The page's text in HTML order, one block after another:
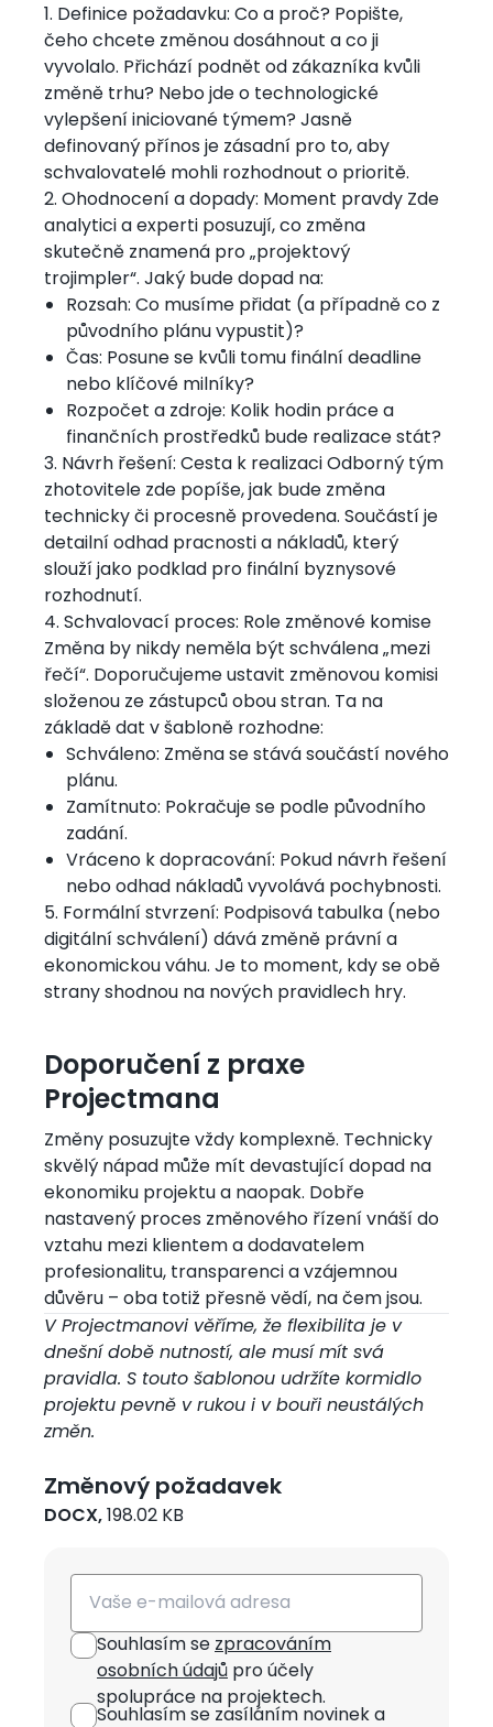
1. Definice požadavku: Co a proč? Popište,
čeho chcete změnou dosáhnout a co ji
vyvolalo. Přichází podnět od zákazníka kvůli
změně trhu? Nebo jde o technologické
vylepšení iniciované týmem? Jasně
definovaný přínos je zásadní pro to, aby
schvalovatelé mohli rozhodnout o prioritě.
2. Ohodnocení a dopady: Moment pravdy Zde
analytici a experti posuzují, co změna
skutečně znamená pro „projektový
trojimpler“. Jaký bude dopad na:
Rozsah: Co musíme přidat (a případně co z
původního plánu vypustit)?
Čas: Posune se kvůli tomu finální deadline
nebo klíčové milníky?
Rozpočet a zdroje: Kolik hodin práce a
finančních prostředků bude realizace stát?
3. Návrh řešení: Cesta k realizaci Odborný tým
zhotovitele zde popíše, jak bude změna
technicky či procesně provedena. Součástí je
detailní odhad pracnosti a nákladů, který
slouží jako podklad pro finální byznysové
rozhodnutí.
4. Schvalovací proces: Role změnové komise
Změna by nikdy neměla být schválena „mezi
řečí“. Doporučujeme ustavit změnovou komisi
složenou ze zástupců obou stran. Ta na
základě dat v šabloně rozhodne:
Schváleno: Změna se stává součástí nového
plánu.
Zamítnuto: Pokračuje se podle původního
zadání.
Vráceno k dopracování: Pokud návrh řešení
nebo odhad nákladů vyvolává pochybnosti.
5. Formální stvrzení: Podpisová tabulka (nebo
digitální schválení) dává změně právní a
ekonomickou váhu. Je to moment, kdy se obě
strany shodnou na nových pravidlech hry.
Doporučení z praxe
Projectmana
Změny posuzujte vždy komplexně. Technicky
skvělý nápad může mít devastující dopad na
ekonomiku projektu a naopak. Dobře
nastavený proces změnového řízení vnáší do
vztahu mezi klientem a dodavatelem
profesionalitu, transparenci a vzájemnou
důvěru – oba totiž přesně vědí, na čem jsou.
V Projectmanovi věříme, že flexibilita je v
dnešní době nutností, ale musí mít svá
pravidla. S touto šablonou udržíte kormidlo
projektu pevně v rukou i v bouři neustálých
změn.
Změnový požadavek
DOCX,198.02 KB
Email
Souhlasím sezpracováním
osobních údajůpro účely
spolupráce na projektech.
Souhlasím se zasíláním novineka